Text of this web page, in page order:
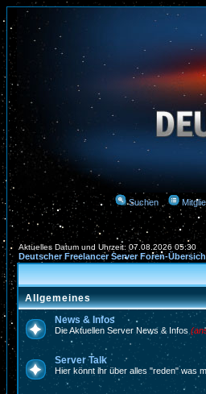
Suchen
Aktuelles Datum und Uhrzeit: 07.08.2026 05:30
Deutscher Freelancer Server Foren-
Allgemeines
News & Infos
Die Aktuellen Server News & Infos
Server Talk
Hier könnt ihr über alles "reden" was